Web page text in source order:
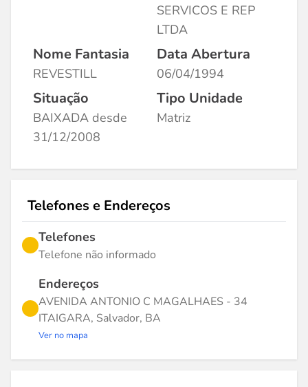
SERVICOS E REP
LTDA
Nome Fantasia
REVESTILL
Data Abertura
06/04/1994
Situação
BAIXADA desde
31/12/2008
Tipo Unidade
Matriz
Telefones e Endereços
Telefones
Telefone não informado
Endereços
AVENIDA ANTONIO C MAGALHAES - 34
ITAIGARA, Salvador, BA
Ver no mapa